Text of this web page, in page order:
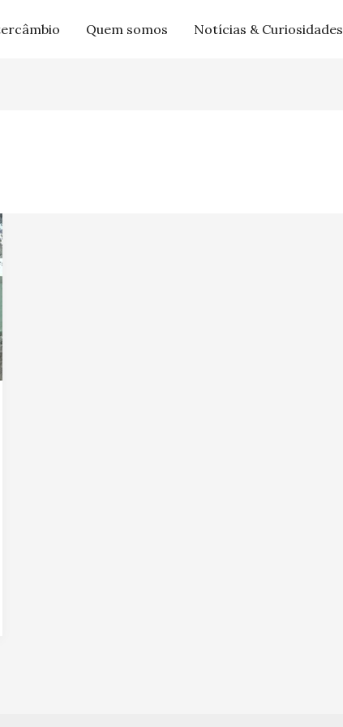
Quem somos Notícias & Curiosidades